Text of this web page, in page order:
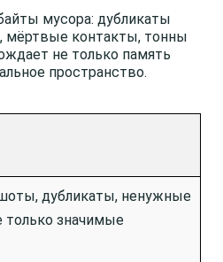
мусора: дубликаты
мёртвые контакты, тонны
не только память
пространство.
дубликаты, ненужные
только значимые